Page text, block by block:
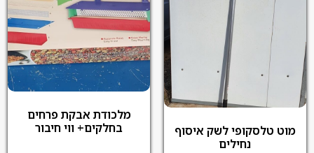
מוט טלסקופי לשק איסוף
נחילים
מלכודת אבקת פרחים
בחלקים+ ווי חיבור